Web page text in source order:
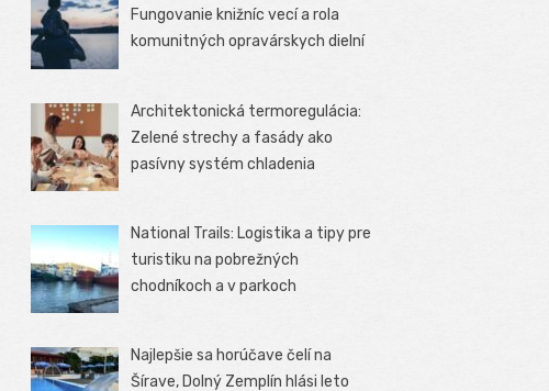
Fungovanie knižníc vecí a rola
komunitných opravárskych dielní
Architektonická termoregulácia:
Zelené strechy a fasády ako
pasívny systém chladenia
National Trails: Logistika a tipy pre
turistiku na pobrežných
chodníkoch a v parkoch
Najlepšie sa horúčave čelí na
Šírave, Dolný Zemplín hlási leto